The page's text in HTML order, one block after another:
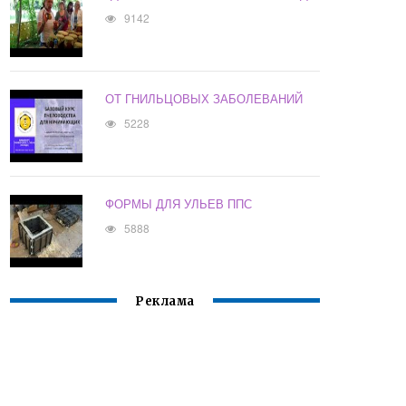
9142
ОТ ГНИЛЬЦОВЫХ ЗАБОЛЕВАНИЙ
5228
ФОРМЫ ДЛЯ УЛЬЕВ ППС
5888
Реклама